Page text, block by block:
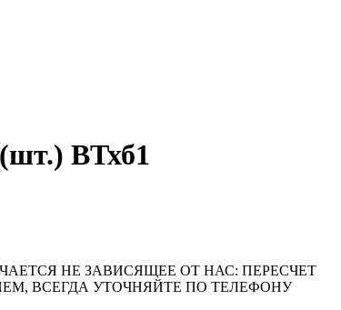
ВТхб1
НЕ ЗАВИСЯЩЕЕ ОТ НАС: ПЕРЕСЧЕТ
ВСЕГДА УТОЧНЯЙТЕ ПО ТЕЛЕФОНУ